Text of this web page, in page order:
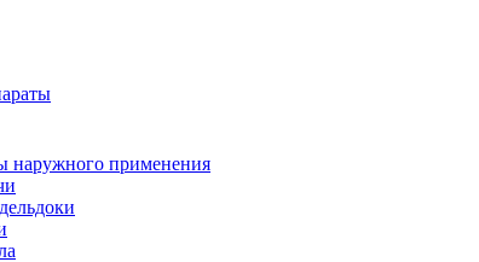
наружного применения